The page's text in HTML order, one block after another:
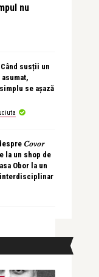
nu
susții un
se așază
𝐶𝑜𝑣𝑜𝑟
la un shop de
Obor la un